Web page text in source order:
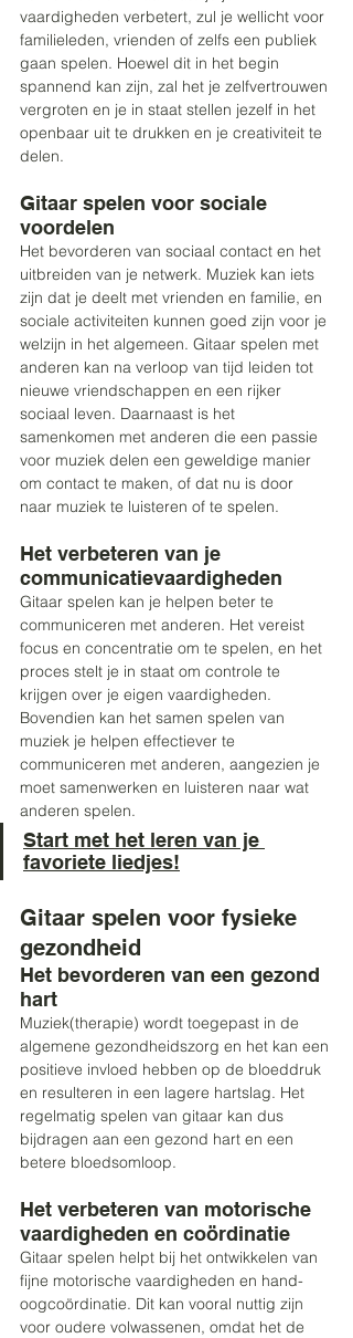
vaardigheden verbetert, zul je wellicht voor
familieleden, vrienden of zelfs een publiek
gaan spelen. Hoewel dit in het begin
spannend kan zijn, zal het je zelfvertrouwen
vergroten en je in staat stellen jezelf in het
openbaar uit te drukken en je creativiteit te
delen.
Gitaar spelen voor sociale
voordelen
Het bevorderen van sociaal contact en het
uitbreiden van je netwerk. Muziek kan iets
zijn dat je deelt met vrienden en familie, en
sociale activiteiten kunnen goed zijn voor je
welzijn in het algemeen. Gitaar spelen met
anderen kan na verloop van tijd leiden tot
nieuwe vriendschappen en een rijker
sociaal leven. Daarnaast is het
samenkomen met anderen die een passie
voor muziek delen een geweldige manier
om contact te maken, of dat nu is door
naar muziek te luisteren of te spelen.
Het verbeteren van je
communicatievaardigheden
Gitaar spelen kan je helpen beter te
communiceren met anderen. Het vereist
focus en concentratie om te spelen, en het
proces stelt je in staat om controle te
krijgen over je eigen vaardigheden.
Bovendien kan het samen spelen van
muziek je helpen effectiever te
communiceren met anderen, aangezien je
moet samenwerken en luisteren naar wat
anderen spelen.
Start met het leren van je
favoriete liedjes!
Gitaar spelen voor fysieke
gezondheid
Het bevorderen van een gezond
hart
Muziek(therapie) wordt toegepast in de
algemene gezondheidszorg en het kan een
positieve invloed hebben op de bloeddruk
en resulteren in een lagere hartslag. Het
regelmatig spelen van gitaar kan dus
bijdragen aan een gezond hart en een
betere bloedsomloop.
Het verbeteren van motorische
vaardigheden en coördinatie
Gitaar spelen helpt bij het ontwikkelen van
fijne motorische vaardigheden en hand-
oogcoördinatie. Dit kan vooral nuttig zijn
voor oudere volwassenen, omdat het de